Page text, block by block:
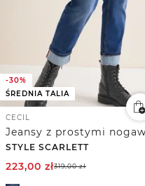
-30%
ŚREDNIA TALIA
CECIL
STYLE SCARLETT
223,00 zł319,00zł